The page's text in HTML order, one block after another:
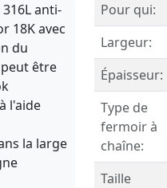
anti-
18K avec
du
être
l'aide
la large
Pour qui:
Largeur:
Épaisseur:
Type de
fermoir à
chaîne:
Taille